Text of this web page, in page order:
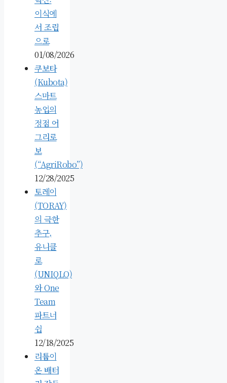
이식에
서 조립
으로
01/08/2026
쿠보타
(Kubota)
스마트
농업의
정점 어
그리로
보
(“AgriRobo”)
12/28/2025
토레이
(TORAY)
의 극한
추구,
유니클
로
(UNIQLO)
와 One
Team
파트너
쉽
12/18/2025
리튬이
온 배터